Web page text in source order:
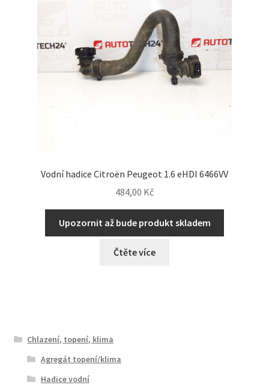
Vodní hadice Citroën Peugeot 1.6 eHDI 6466VV
484,00 Kč
Upozornit až bude produkt skladem
Čtěte více
Chlazení, topení, klima
Agregát topení/klima
Hadice vodní